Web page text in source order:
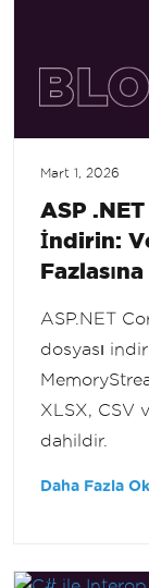
Mart 1, 2026
ASP
İndirin:
ASP.NET
dosyası
XLSX, CSV
dahildir.
Daha Fazla